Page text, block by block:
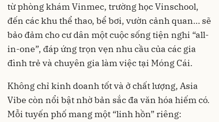
từ phòng khám Vinmec, trường học Vinschool,
đến các khu thể thao, bể bơi, vườn cảnh quan… sẽ
bảo đảm cho cư dân một cuộc sống tiện nghi “all-
in-one”, đáp ứng trọn vẹn nhu cầu của các gia
đình trẻ và chuyên gia làm việc tại Móng Cái.
Không chỉ kinh doanh tốt và ở chất lượng, Asia
Vibe còn nổi bật nhờ bản sắc đa văn hóa hiếm có.
Mỗi tuyến phố mang một “linh hồn” riêng: